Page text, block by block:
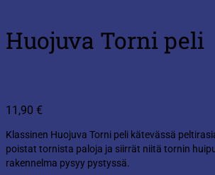
Huojuva Torni peli
11,90 €
Klassinen Huojuva Torni peli kätevässä
poistat tornista paloja ja siirrät niitä tornin
rakennelma pysyy pystyssä.